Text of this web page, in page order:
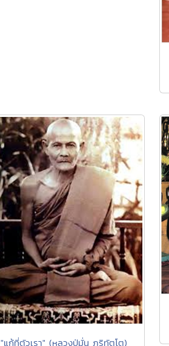
"แก้ที่ตัวเรา" (หลวงปู่มั่น ภูริทัตโต)